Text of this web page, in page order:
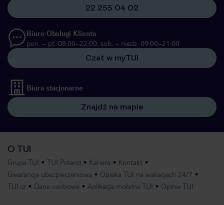
22 255 04 02
Biuro Obsługi Klienta
pon. – pt. 08:00–22:00, sob. – niedz. 09:00–21:00
Czat w myTUI
Biura stacjonarne
Znajdź na mapie
O TUI
Grupa TUI TUI Poland Kariera
Kontakt
Gwarancja ubezpieczeniowa
Opieka TUI na wakacjach 24/7
TUI.cz
Dane osobowe Aplikacja mobilna TUI Opinie TUI